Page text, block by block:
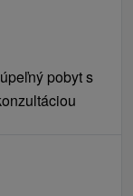
pobyt s